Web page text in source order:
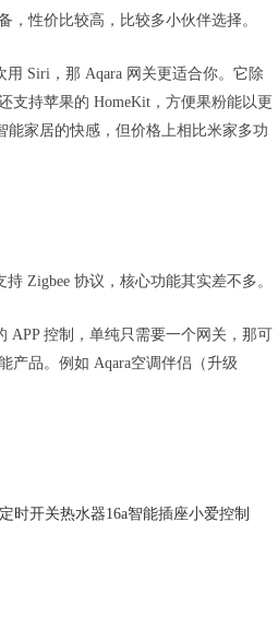
，性价比较高，比较多小伙伴选择。
Siri，那 Aqara 网关更适合你。它除
支持苹果的 HomeKit，方便果粉能以更
能家居的快感，但价格上相比米家多功
Zigbee 协议，核心功能其实差不多。
APP 控制，单纯只需要一个网关，那可
产品。例如 Aqara空调伴侣（升级
时开关热水器16a智能插座小爱控制